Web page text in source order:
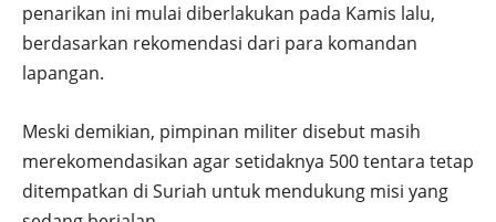
penarikan ini mulai diberlakukan pada Kamis lalu,
berdasarkan rekomendasi dari para komandan
lapangan.
Meski demikian, pimpinan militer disebut masih
merekomendasikan agar setidaknya 500 tentara tetap
ditempatkan di Suriah untuk mendukung misi yang